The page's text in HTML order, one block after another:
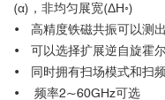
(α)，非均匀展宽(ΔH◦)
• 高精度铁磁共振可以测
• 可以选择扩展逆自旋霍
• 同时拥有扫场模式和扫
• 频率2~60GHz可选